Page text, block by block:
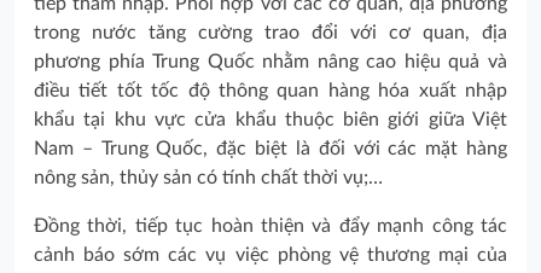
trong nước tăng cường trao đổi với cơ quan, địa
phương phía Trung Quốc nhằm nâng cao hiệu quả và
điều tiết tốt tốc độ thông quan hàng hóa xuất nhập
khẩu tại khu vực cửa khẩu thuộc biên giới giữa Việt
Nam – Trung Quốc, đặc biệt là đối với các mặt hàng
nông sản, thủy sản có tính chất thời vụ;…
Đồng thời, tiếp tục hoàn thiện và đẩy mạnh công tác
cảnh báo sớm các vụ việc phòng vệ thương mại của